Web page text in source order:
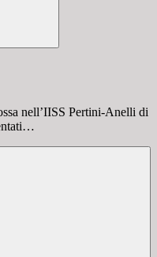
nell’IISS Pertini-Anelli di